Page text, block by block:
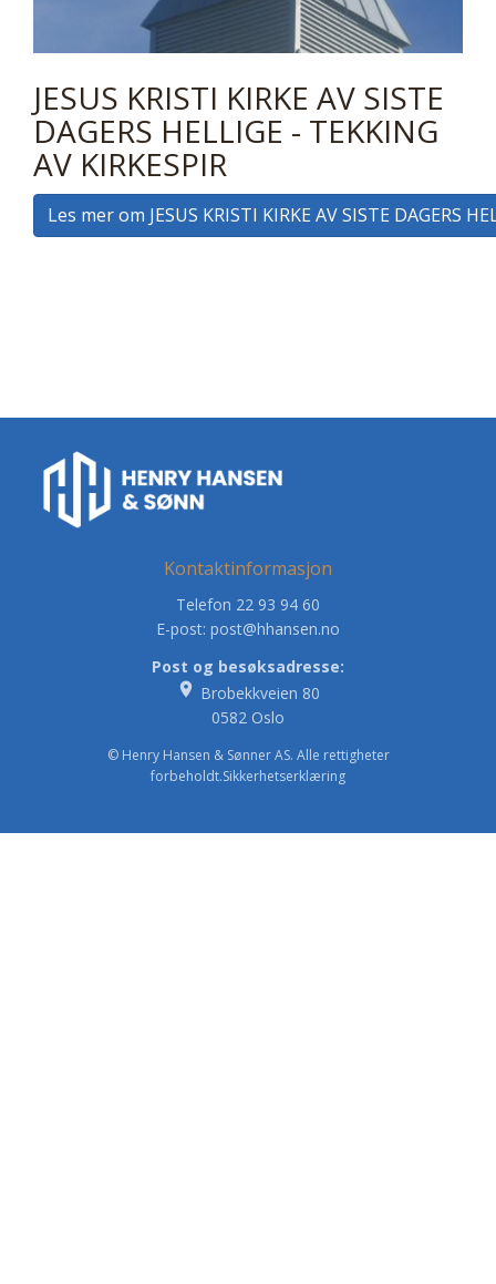
JESUS KRISTI KIRKE AV SISTE
DAGERS HELLIGE - TEKKING
AV KIRKESPIR
Les mer om JESUS KRISTI KIRKE AV SISTE DAGERS
Kontaktinformasjon
Telefon 22 93 94 60
E-post: post@hhansen.no
Post og besøksadresse:
place Brobekkveien 80
0582 Oslo
© Henry Hansen & Sønner AS. Alle rettigheter
forbeholdt.Sikkerhetserklæring